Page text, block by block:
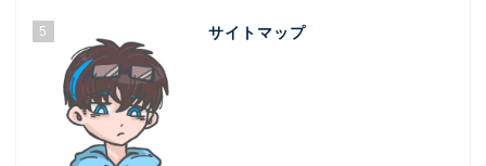
5 サイトマップ